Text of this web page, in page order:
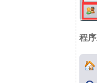
程